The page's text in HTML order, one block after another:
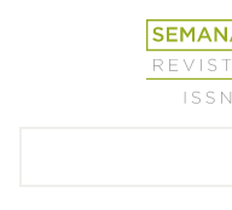
Revista
Científica
Semana